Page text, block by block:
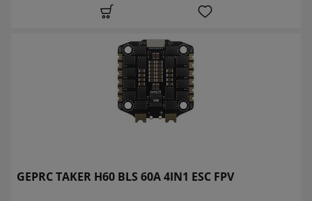
GEPRC TAKER H60 BLS 60A 4IN1 ESC FPV